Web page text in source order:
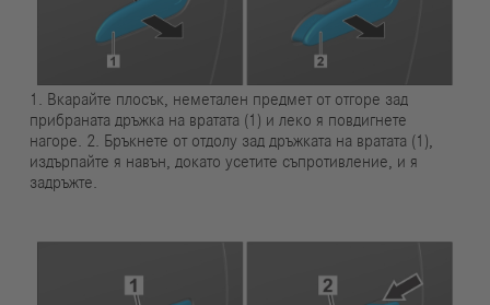
1. Вкарайте плосък, неметален предмет от отгоре зад
прибраната дръжка на вратата (1) и леко я повдигнете
нагоре. 2. Бръкнете от отдолу зад дръжката на вратата (1),
издърпайте я навън, докато усетите съпротивление, и я
задръжте.